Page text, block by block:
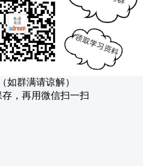
如群满请谅解）
，再用微信扫一扫